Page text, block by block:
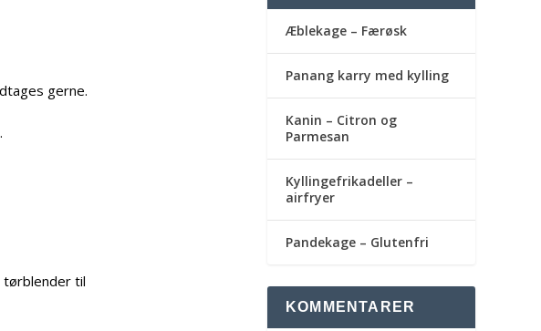
gerne.
tørblender til
Æblekage – Færøsk
Panang karry med kylling
Kanin – Citron og
Parmesan
Kyllingefrikadeller –
airfryer
Pandekage – Glutenfri
KOMMENTARER